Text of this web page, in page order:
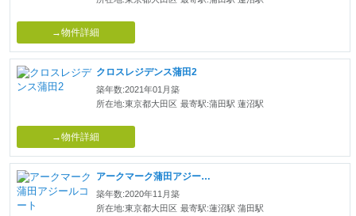
→物件詳細
クロスレジデンス蒲田2
築年数:2021年01月築
所在地:東京都大田区 最寄駅:蒲田駅 蓮沼駅
→物件詳細
アークマーク蒲田アジールコート
築年数:2020年11月築
所在地:東京都大田区 最寄駅:蓮沼駅 蒲田駅